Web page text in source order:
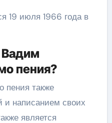
19 июля 1966 года в
Вадим
пения?
пения также
и написанием своих
является